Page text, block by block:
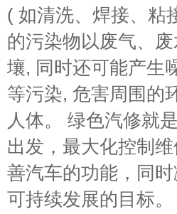
( 如清洗、焊接、粘
的污染物以废气、
壤, 同时还可能产生
等污染, 危害周围的
人体。 绿色汽修就
出发，最大化控制
善汽车的功能，同
可持续发展的目标